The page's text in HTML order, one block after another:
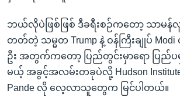
ဘယ်လိုပဲဖြစ်ဖြစ် ဒီခရီးစဉ်ကတော့ သာ
တတ်တဲ့ သမ္မတ Trump နဲ့ ဝန်ကြီးချုပ် Modi
ဦး အတွက်ကတော့ ပြည်တွင်းမှာရော ပြည်ပ
မယ့် အခွင့်အလမ်းတခုပဲလို့ Hudson
Pande လို လေ့လာသူတွေက မြင်ပါတယ်။